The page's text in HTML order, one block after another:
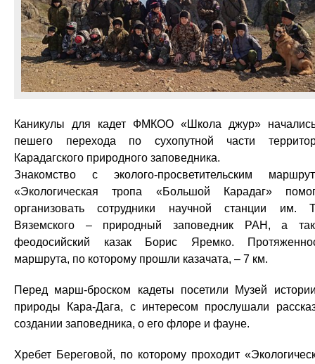
Каникулы для кадет ФМКОО «Школа джур»
пешего перехода по сухопутной части
Карадагского природного заповедника.
Знакомство с эколого-просветительским
«Экологическая тропа «Большой Карадаг»
организовать сотрудники научной станции им.
Вяземского – природный заповедник РАН, а
феодосийский казак Борис Яремко.
маршрута, по которому прошли казачата, – 7 км.
Перед марш-броском кадеты посетили Музей
природы Кара-Дага, с интересом прослушали
создании заповедника, о его флоре и фауне.
Хребет Береговой, по которому проходит